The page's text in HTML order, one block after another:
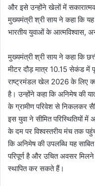
और इसे उन्होंने खेलों में सकारात्मक
मुख्यमंत्री श्री साय ने कहा कि
भारतीय युवाओं के आत्मविश्वास,
मुख्यमंत्री श्री साय ने कहा कि
मीटर दौड़ मात्र 10.15 सेकंड में
राष्ट्रमंडल खेल 2026 के लिए
है। उन्होंने कहा कि अनिमेष की
के ग्रामीण परिवेश से निकलकर
इस युवा ने सीमित परिस्थितियों
के दम पर विश्वस्तरीय मंच तक
कि अनिमेष की उपलब्धि यह
परिपूर्ण है और उचित अवसर
स्थापित कर सकते हैं।